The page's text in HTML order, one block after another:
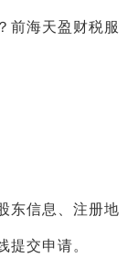
前海天盈财税服
东信息、注册地
提交申请。